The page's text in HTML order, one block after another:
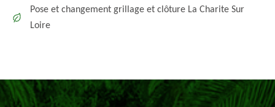
Pose et changement grillage et clôture La Charite Sur
Loire